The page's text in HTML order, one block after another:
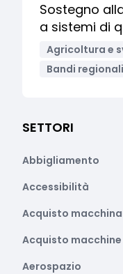
Sostegno
a sistemi di
Agricoltura e
Bandi
SETTORI
Abbigliamento
Accessibilità
Acquisto
Acquisto
Aerospazio